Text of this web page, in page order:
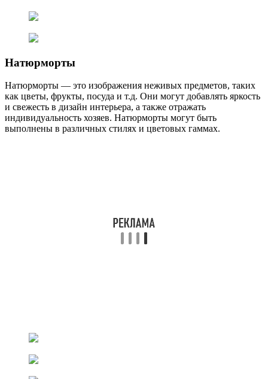
Натюрморты
Натюрморты — это изображения неживых предметов, таких
как цветы, фрукты, посуда и т.д. Они могут добавлять яркость
и свежесть в дизайн интерьера, а также отражать
индивидуальность хозяев. Натюрморты могут быть
выполнены в различных стилях и цветовых гаммах.